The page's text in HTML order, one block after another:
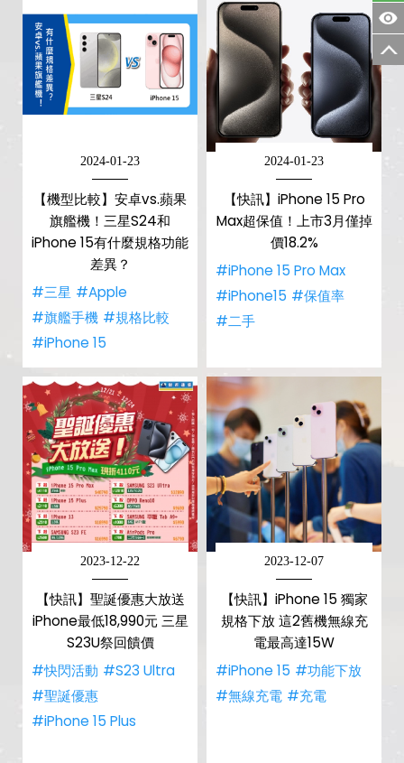
2024-01-23
【機型比較】安卓vs.蘋果
旗艦機！三星S24和
iPhone 15有什麼規格功能
差異？
#三星 #Apple
#旗艦手機 #規格比較
#iPhone 15
2024-01-23
【快訊】iPhone 15 Pro
Max超保值！上市3月僅掉
價18.2%
#iPhone 15 Pro Max
#iPhone15 #保值率
#二手
2023-12-22
【快訊】聖誕優惠大放送
iPhone最低18,990元 三星
S23U祭回饋價
#快閃活動 #S23 Ultra
#聖誕優惠
#iPhone 15 Plus
2023-12-07
【快訊】iPhone 15 獨家
規格下放 這2舊機無線充
電最高達15W
#iPhone 15 #功能下放
#無線充電 #充電